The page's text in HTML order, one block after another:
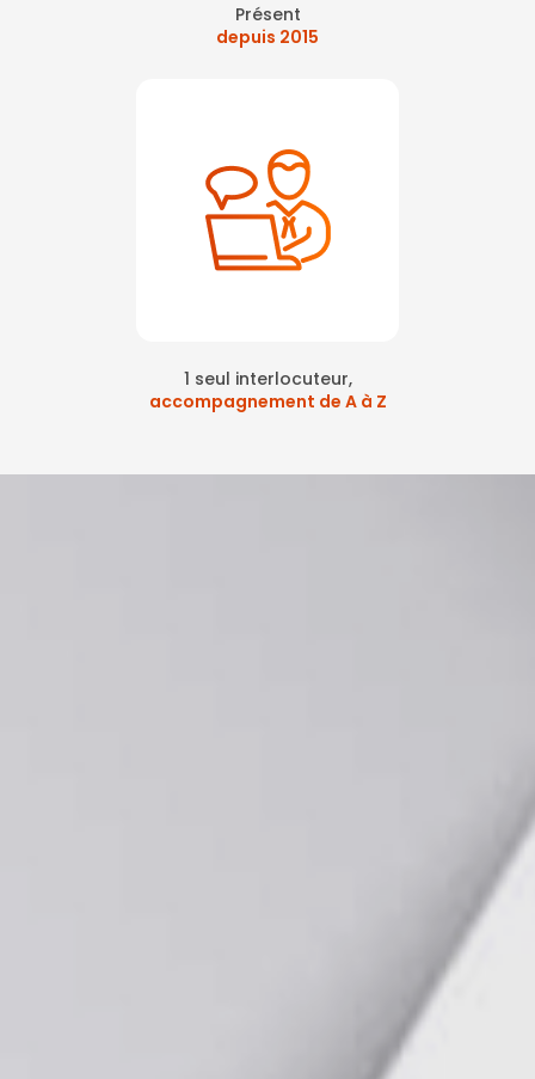
Présent
depuis 2015
1 seul interlocuteur,
accompagnement de A à Z